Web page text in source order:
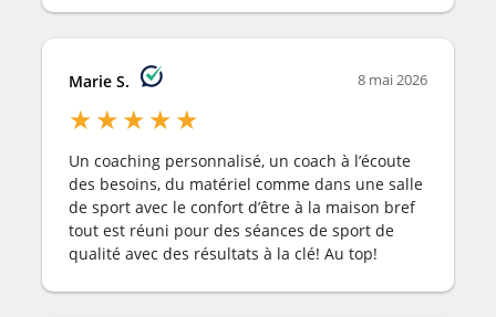
Marie S. 8 mai 2026
★★★★★
Un coaching personnalisé, un coach à l’écoute
des besoins, du matériel comme dans une salle
de sport avec le confort d’être à la maison bref
tout est réuni pour des séances de sport de
qualité avec des résultats à la clé! Au top!